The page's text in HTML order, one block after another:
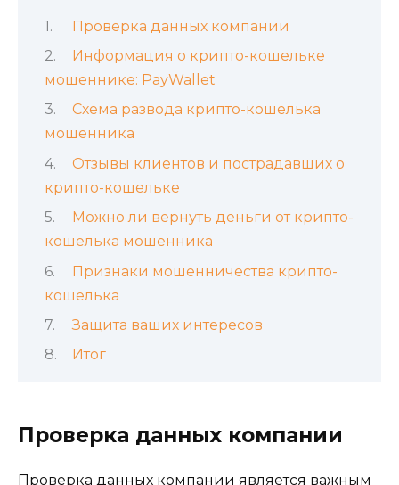
Проверка данных компании
Информация о крипто-кошельке
мошеннике: PayWallet
Схема развода крипто-кошелька
мошенника
Отзывы клиентов и пострадавших о
крипто-кошельке
Можно ли вернуть деньги от крипто-
кошелька мошенника
Признаки мошенничества крипто-
кошелька
Защита ваших интересов
Итог
Проверка данных компании
Проверка данных компании является важным